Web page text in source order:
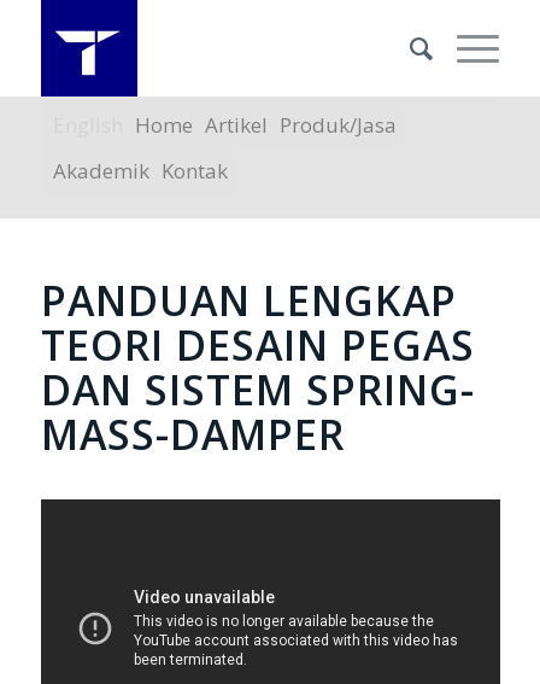
Home Artikel Produk/Jasa
Akademik Kontak
PANDUAN LENGKAP
TEORI DESAIN PEGAS
DAN SISTEM SPRING-
MASS-DAMPER